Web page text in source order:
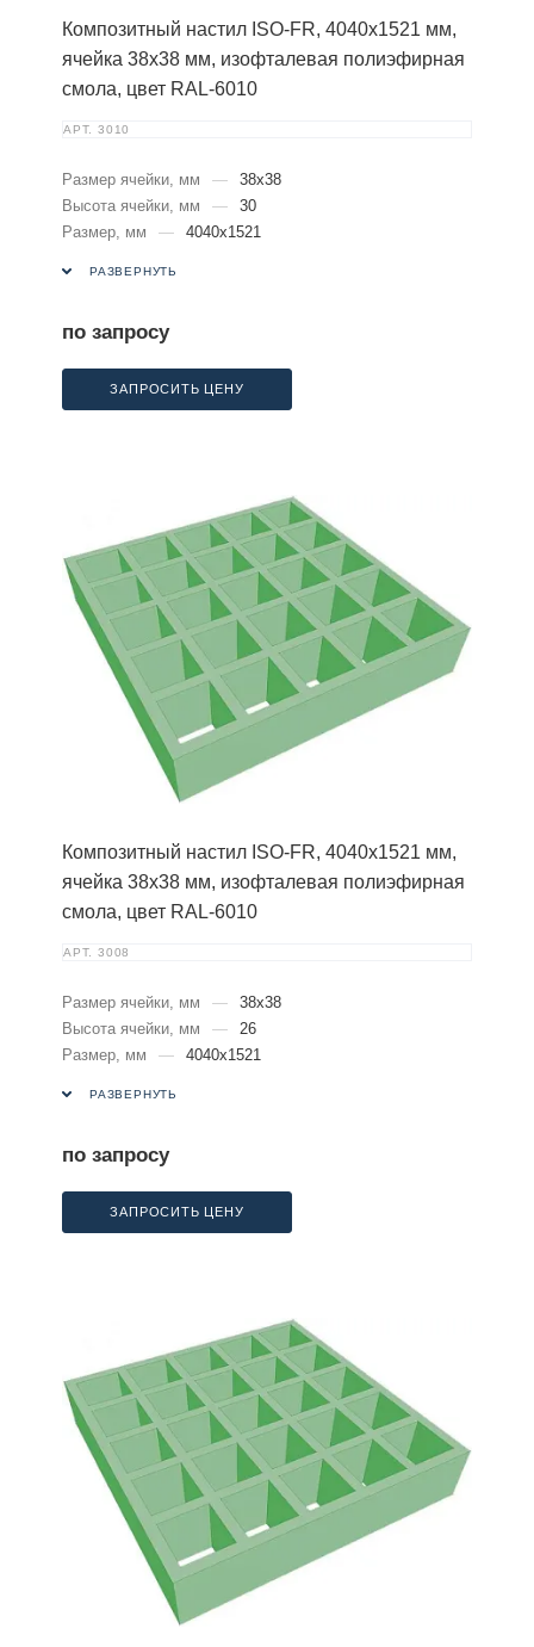
Композитный настил ISO-FR, 4040х1521 мм,
ячейка 38х38 мм, изофталевая полиэфирная
смола, цвет RAL-6010
АРТ. 3010
Размер ячейки, мм —
38х38
Высота ячейки, мм
—
30
Размер, мм
— 4040х1521
РАЗВЕРНУТЬ
по запросу
ЗАПРОСИТЬ ЦЕНУ
Композитный настил ISO-FR, 4040х1521 мм,
ячейка 38х38 мм, изофталевая полиэфирная
смола, цвет RAL-6010
АРТ. 3008
Размер ячейки, мм —
38х38
Высота ячейки, мм
—
26
Размер, мм
— 4040х1521
РАЗВЕРНУТЬ
по запросу
ЗАПРОСИТЬ ЦЕНУ